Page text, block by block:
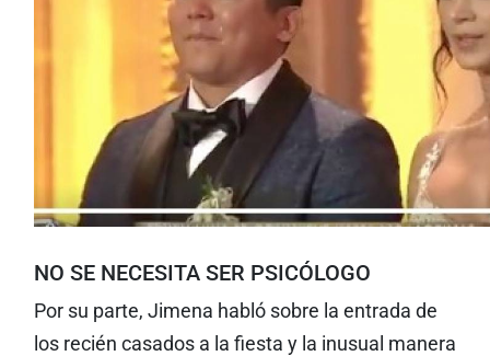
NO SE NECESITA SER PSICÓLOGO
Por su parte, Jimena habló sobre la entrada de
los recién casados a la fiesta y la inusual manera